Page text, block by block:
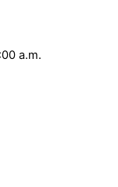
a.m.